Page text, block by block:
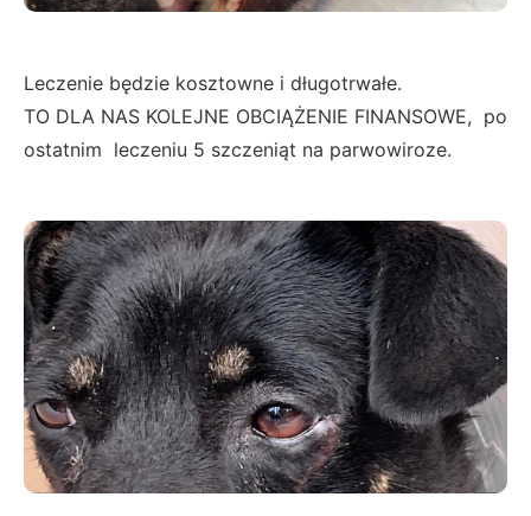
Leczenie będzie kosztowne i długotrwałe.
TO DLA NAS KOLEJNE OBCIĄŻENIE FINANSOWE, po
ostatnim leczeniu 5 szczeniąt na parwowiroze.